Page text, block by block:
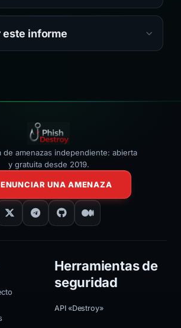
este informe
de amenazas independiente: abierta
y gratuita desde 2019.
UNA AMENAZA
Herramientas de
seguridad
API «Destroy»